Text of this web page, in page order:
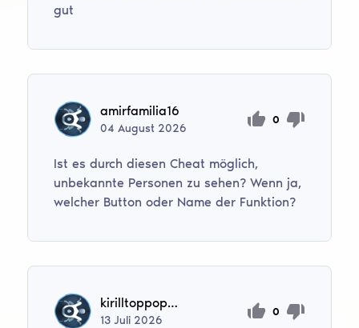
gut
amirfamilia16
04August 2026
0
Ist es durch diesen Cheat möglich,
unbekannte Personen zu sehen? Wenn ja,
welcher Button oder Name der Funktion?
kirilltoppop2000
13Juli 2026
0